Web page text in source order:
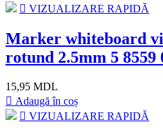
VIZUALIZARE RAPIDĂ
Marker whiteboard
rotund 2.5mm 5 8559
15,95 MDL
Adaugă în coș
VIZUALIZARE RAPIDĂ